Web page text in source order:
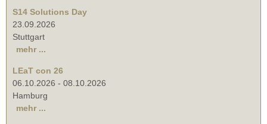
S14 Solutions Day
23.09.2026
Stuttgart
mehr ...
LEaT con 26
06.10.2026 - 08.10.2026
Hamburg
mehr ...